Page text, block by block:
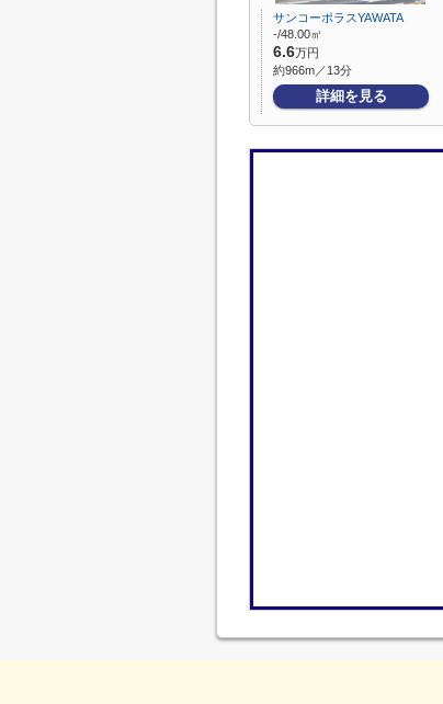
サンコーポラスYAWATA
-/48.00㎡
6.6万円
約966m／13分
詳細を見る